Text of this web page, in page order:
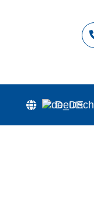
Deutsch